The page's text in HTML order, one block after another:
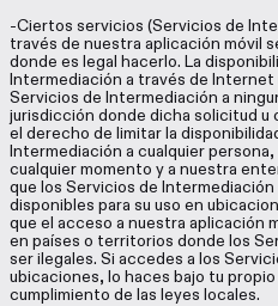
-Ciertos servicios (Servicios de
través de nuestra aplicación móvil
donde es legal hacerlo. La
Intermediación a través de
Servicios de Intermediación a
jurisdicción donde dicha solicitud u
el derecho de limitar la
Intermediación a cualquier
cualquier momento y a nuestra
que los Servicios de
disponibles para su uso en
que el acceso a nuestra aplicación
en países o territorios donde los
ser ilegales. Si accedes a los
ubicaciones, lo haces bajo tu
cumplimiento de las leyes locales.